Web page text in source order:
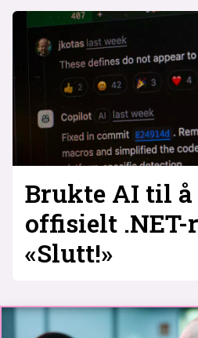
Brukte AI til å
offisielt .NET-
«Slutt!»